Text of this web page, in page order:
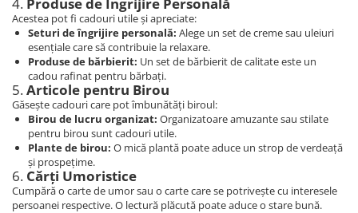
4. Produse de Îngrijire Personală
Acestea pot fi cadouri utile și apreciate:
Seturi de îngrijire personală: Alege un set de creme sau uleiuri
esențiale care să contribuie la relaxare.
Produse de bărbierit: Un set de bărbierit de calitate este un
cadou rafinat pentru bărbați.
5.Articole pentru Birou
Găsește cadouri care pot îmbunătăți biroul:
Birou de lucru organizat: Organizatoare amuzante sau stilate
pentru birou sunt cadouri utile.
Plante de birou: O mică plantă poate aduce un strop de verdeață
și prospețime.
6. Cărți Umoristice
Cumpără o carte de umor sau o carte care se potrivește cu interesele
persoanei respective. O lectură plăcută poate aduce o stare bună.